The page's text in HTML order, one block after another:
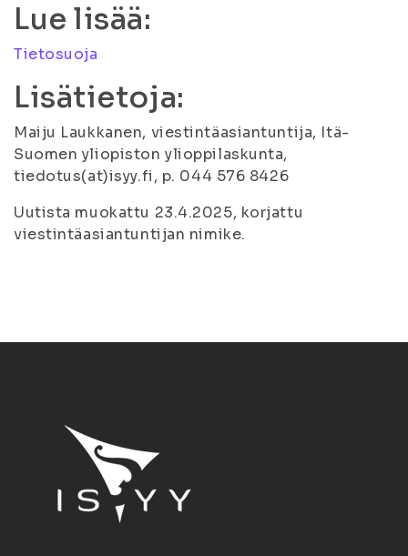
Lue lisää:
Tietosuoja
Lisätietoja:
Maiju Laukkanen, viestintäasiantuntija, Itä-
Suomen yliopiston ylioppilaskunta,
tiedotus(at)isyy.fi, p. 044 576 8426
Uutista muokattu 23.4.2025, korjattu
viestintäasiantuntijan nimike.